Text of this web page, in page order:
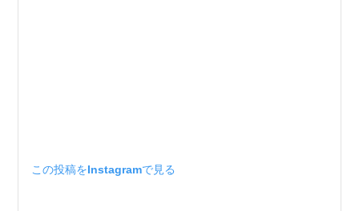
この投稿をInstagramで見る